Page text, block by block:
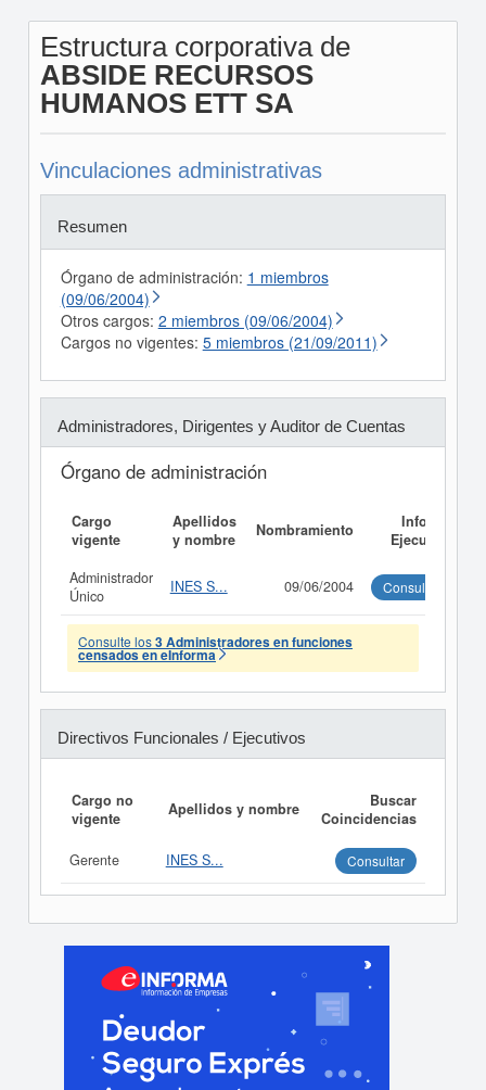
Estructura corporativa de
ABSIDE RECURSOS
HUMANOS ETT SA
Vinculaciones administrativas
Resumen
Órgano de administración: 1 miembros
(09/06/2004)
Otros cargos: 2 miembros (09/06/2004)
Cargos no vigentes: 5 miembros (21/09/2011)
Administradores, Dirigentes y Auditor de Cuentas
Órgano de administración
Cargo
vigente
Apellidos
y nombre
Nombramiento
Informe
Ejecutivo
Administrador
Único
INES S... 09/06/2004 Consultar
Consulte los3 Administradores en funciones
censados en eInforma
Directivos Funcionales / Ejecutivos
Cargo no
vigente
Apellidos y nombre
Buscar
Coincidencias
Gerente INES S... Consultar